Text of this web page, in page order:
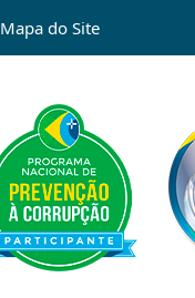
Mapa do Site